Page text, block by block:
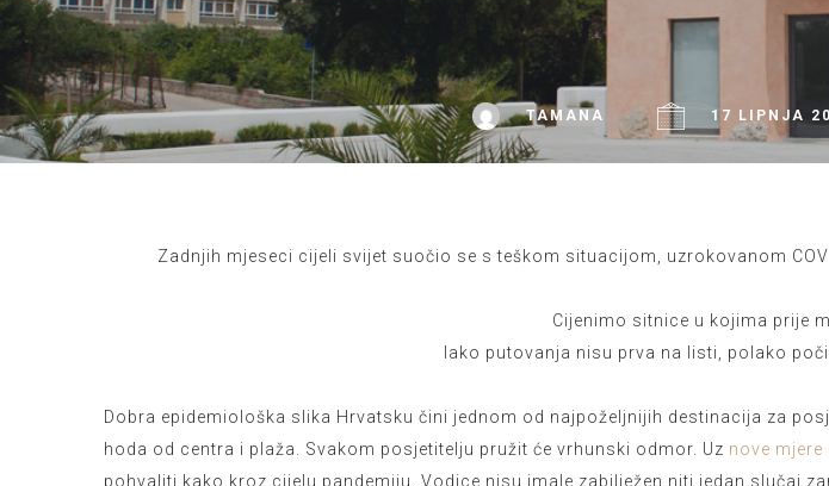
TAMANA 17 LIPNJA
Zadnjih mjeseci cijeli svijet suočio se s teškom situacijom, uzrokovanom
Cijenimo sitnice u kojima prije
Iako putovanja nisu prva na listi, polako
Dobra epidemiološka slika Hrvatsku čini jednom od najpoželjnijih destinacija za
hoda od centra i plaža. Svakom posjetitelju pružit će vrhunski odmor. Uz nove mjere
pohvaliti kako kroz cijelu pandemiju, Vodice nisu imale zabilježen niti jedan slučaj